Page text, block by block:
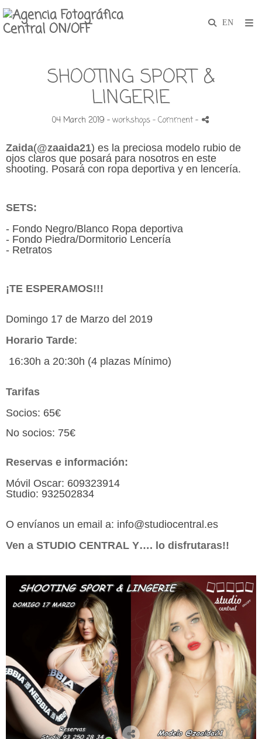
SHOOTING SPORT &
LINGERIE
04 March 2019 -workshops- Comment-
Zaida(@zaaida21) es la preciosa modelo rubio de
ojos claros que posará para nosotros en este
shooting. Posará con ropa deportiva y en lencería.
SETS:
- Fondo Negro/Blanco Ropa deportiva
- Fondo Piedra/Dormitorio Lencería
- Retratos
¡TE ESPERAMOS!!!
Domingo 17 de Marzo del 2019
Horario Tarde:
16:30h a 20:30h (4 plazas Mínimo)
Tarifas
Socios: 65€
No socios: 75€
Reservas e información:
Móvil Oscar: 609323914
Studio: 932502834
O envíanos un email a: info@studiocentral.es
Ven a STUDIO CENTRAL Y…. lo disfrutaras!!